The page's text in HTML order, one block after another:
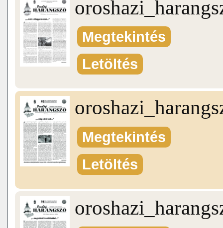
Megtekintés
Letöltés
Megtekintés
Letöltés